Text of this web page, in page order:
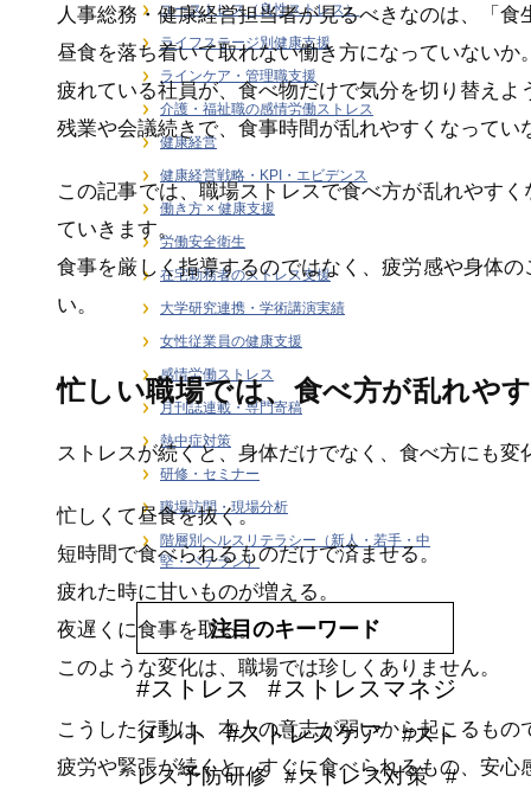
人事総務・健康経営担当者が見るべきなのは、「
昼食を落ち着いて取れない働き方になっていないか
疲れている社員が、食べ物だけで気分を切り替えよ
残業や会議続きで、食事時間が乱れやすくなってい
この記事では、職場ストレスで食べ方が乱れやす
ていきます。
食事を厳しく指導するのではなく、疲労感や身体
い。
忙しい職場では、食べ方が乱れや
ストレスが続くと、身体だけでなく、食べ方にも変
忙しくて昼食を抜く。
短時間で食べられるものだけで済ませる。
疲れた時に甘いものが増える。
夜遅くに食事を取る。
このような変化は、職場では珍しくありません。
こうした行動は、本人の意志が弱いから起こるもの
疲労や緊張が続くと、すぐに食べられるもの、安
ユーストレス（良性ストレス）
ライフステージ別健康支援
ラインケア・管理職支援
介護・福祉職の感情労働ストレス
健康経営
健康経営戦略・KPI・エビデンス
働き方 × 健康支援
労働安全衛生
在宅勤務者のストレス支援
大学研究連携・学術講演実績
女性従業員の健康支援
感情労働ストレス
月刊誌連載・専門寄稿
熱中症対策
研修・セミナー
職場訪問・現場分析
階層別ヘルスリテラシー（新人・若手・中
堅・ベテラン）
注目のキーワード
#ストレス
#ストレスマネジ
メント
#ストレスケア
#スト
レス予防研修
#ストレス対策
#